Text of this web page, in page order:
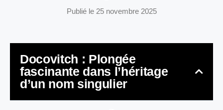
Publié le 25 novembre 2025
Docovitch : Plongée
fascinante dans l’héritage
d’un nom singulier